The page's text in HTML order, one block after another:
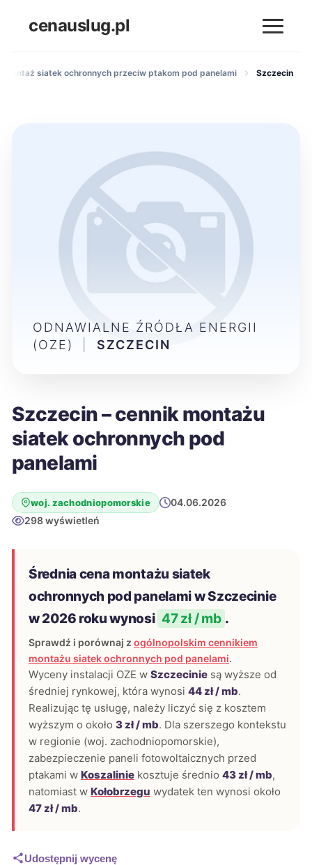
cenauslug.pl
Montaż siatek ochronnych przeciw ptakom pod panelami Szczecin
Szczecin – cennik montażu
siatek ochronnych pod
panelami
woj. zachodniopomorskie
04.06.2026
298 wyświetleń
Średnia cena montażu siatek
ochronnych pod panelami w Szczecinie
w 2026 roku wynosi 47 zł / mb .
Sprawdź i porównaj z ogólnopolskim cennikiem
montażu siatek ochronnych pod panelami.
Wyceny instalacji OZE w Szczecinie są wyższe od
średniej rynkowej, która wynosi 44 zł / mb.
Realizując tę usługę, należy liczyć się z kosztem
wyższym o około 3 zł / mb. Dla szerszego kontekstu
w regionie (woj. zachodniopomorskie),
zabezpieczenie paneli fotowoltaicznych przed
ptakami w Koszalinie kosztuje średnio 43 zł / mb,
natomiast w Kołobrzegu wydatek ten wynosi około
47 zł / mb.
Udostępnij wycenę
ODNAWIALNE ŹRÓDŁA ENERGII
(OZE)
SZCZECIN